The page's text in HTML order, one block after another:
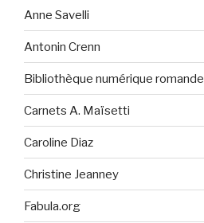
Anne Savelli
Antonin Crenn
Bibliothèque numérique romande
Carnets A. Maïsetti
Caroline Diaz
Christine Jeanney
Fabula.org